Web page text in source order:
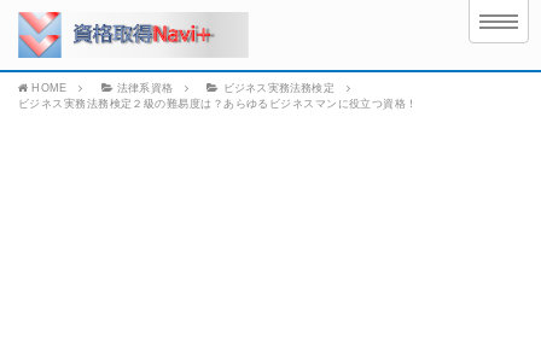
HOME 法律系資格
ビジネス実務法務検定
ビジネス実務法務検定２級の難易度は？あらゆるビジネスマンに役立つ資格！